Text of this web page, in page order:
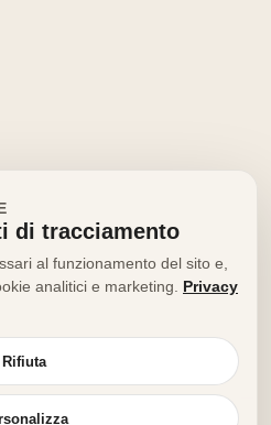
di tracciamento
al funzionamento del sito e,
analitici e marketing. Privacy
Rifiuta